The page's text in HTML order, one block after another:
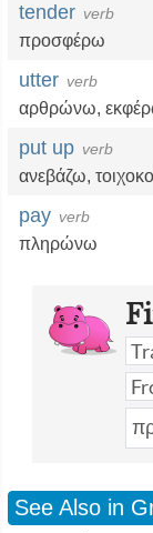
tender verb
προσφέρω
utter verb
αρθρώνω,
put up verb
ανεβάζω,
pay verb
πληρώνω
See Also in